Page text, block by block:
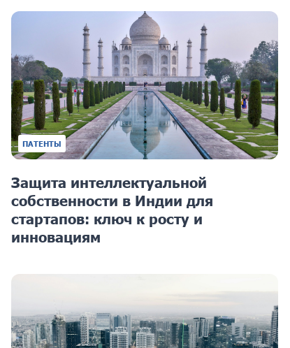
ПАТЕНТЫ
Защита интеллектуальной
собственности в Индии для
стартапов: ключ к росту и
инновациям